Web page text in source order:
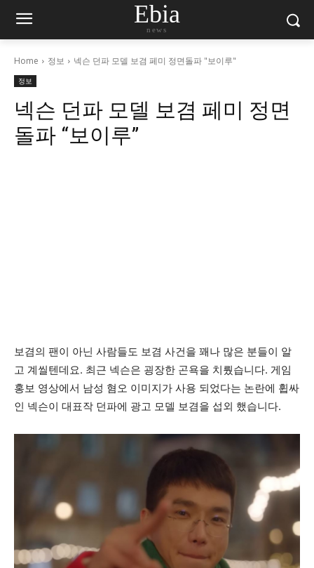
Ebia
news
Home 정보 넥슨 던파 모델 보겸 페미 정면돌파 "보이루"
정보
넥슨 던파 모델 보겸 페미 정면
돌파 “보이루”
보겸의 팬이 아닌 사람들도 보겸 사건을 꽤나 많은 분들이 알
고 계씰텐데요. 최근 넥슨은 굉장한 곤욕을 치뤘습니다. 게임
홍보 영상에서 남성 혐오 이미지가 사용 되었다는 논란에 휩싸
인 넥슨이 대표작 던파에 광고 모델 보겸을 섭외 했습니다.